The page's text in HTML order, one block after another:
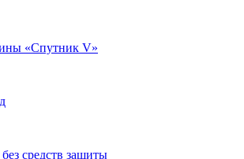
«Спутник V»
средств защиты